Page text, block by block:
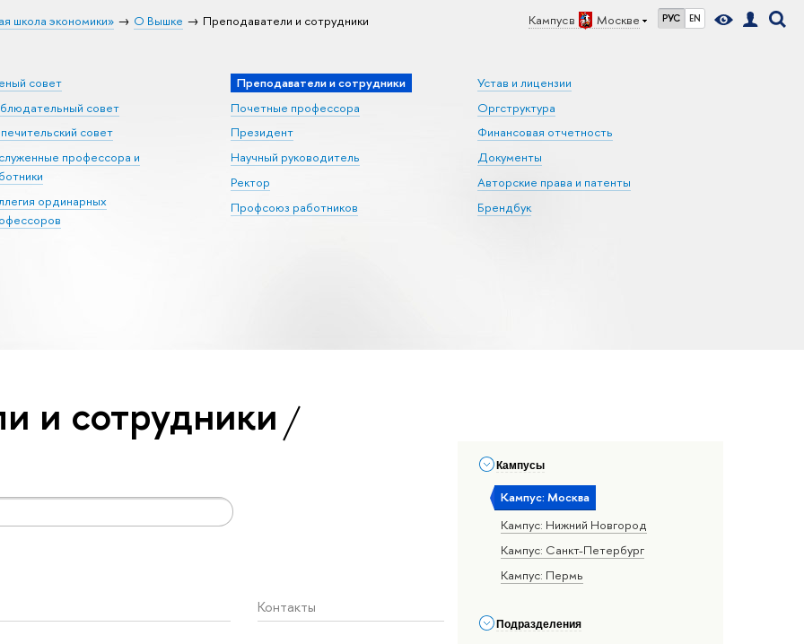
Кампус в Москве РУС EN
школа экономики» О Вышке Преподаватели и сотрудники
совет
совет
совет
профессора и
ординарных
Преподаватели и сотрудники
Почетные профессора
Президент
Научный руководитель
Ректор
Профсоюз работников
Устав и лицензии
Оргструктура
Финансовая отчетность
Документы
Авторские права и патенты
Брендбук
Кампусы
Кампус: Москва
Кампус: Нижний Новгород
Кампус: Санкт-Петербург
Кампус: Пермь
Подразделения
и сотрудники
Контакты